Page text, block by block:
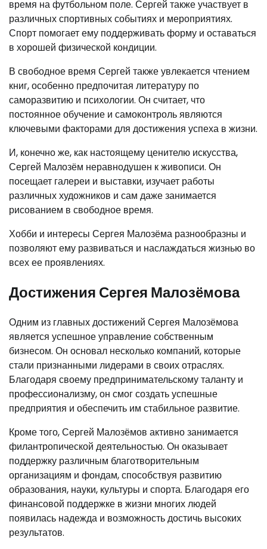
время на футбольном поле. Сергей также участвует в
различных спортивных событиях и мероприятиях.
Спорт помогает ему поддерживать форму и оставаться
в хорошей физической кондиции.
В свободное время Сергей также увлекается чтением
книг, особенно предпочитая литературу по
саморазвитию и психологии. Он считает, что
постоянное обучение и самоконтроль являются
ключевыми факторами для достижения успеха в жизни.
И, конечно же, как настоящему ценителю искусства,
Сергей Малозём неравнодушен к живописи. Он
посещает галереи и выставки, изучает работы
различных художников и сам даже занимается
рисованием в свободное время.
Хобби и интересы Сергея Малозёма разнообразны и
позволяют ему развиваться и наслаждаться жизнью во
всех ее проявлениях.
Достижения Сергея Малозёмова
Одним из главных достижений Сергея Малозёмова
является успешное управление собственным
бизнесом. Он основал несколько компаний, которые
стали признанными лидерами в своих отраслях.
Благодаря своему предпринимательскому таланту и
профессионализму, он смог создать успешные
предприятия и обеспечить им стабильное развитие.
Кроме того, Сергей Малозёмов активно занимается
филантропической деятельностью. Он оказывает
поддержку различным благотворительным
организациям и фондам, способствуя развитию
образования, науки, культуры и спорта. Благодаря его
финансовой поддержке в жизни многих людей
появилась надежда и возможность достичь высоких
результатов.